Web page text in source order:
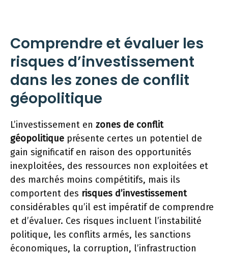
Comprendre et évaluer les
risques d’investissement
dans les zones de conflit
géopolitique
L’investissement en zones de conflit
géopolitique présente certes un potentiel de
gain significatif en raison des opportunités
inexploitées, des ressources non exploitées et
des marchés moins compétitifs, mais ils
comportent des risques d’investissement
considérables qu’il est impératif de comprendre
et d’évaluer. Ces risques incluent l’instabilité
politique, les conflits armés, les sanctions
économiques, la corruption, l’infrastruction